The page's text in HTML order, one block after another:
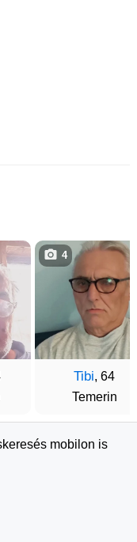
Tibi, 64
Temerin
4
mobilon is